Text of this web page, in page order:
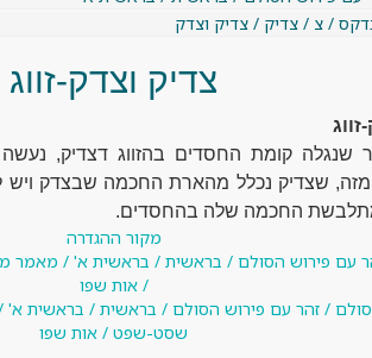
/ צ / צדיק / צדיק וצדק
צדיק וצדק-זווג
שנגלה קומת החסדים בהזווג דצדיק, נעשה
מזה, שצדיק נכלל מהארת החכמה שבצדק ויש
החכמה שלה בהחסדים.
מקור ההגדרה
עם פירוש הסולם / בראשית / בראשית א' / מאמר
/ אות שפו
/ זהר עם פירוש הסולם / בראשית / בראשית א' /
שסט-שפט / אות שפו